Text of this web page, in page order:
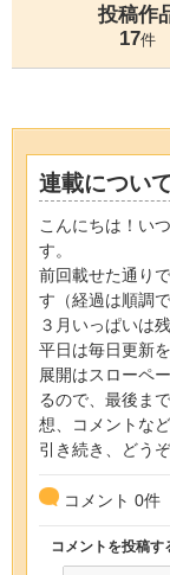
投稿作
17件
連載につい
こんにちは！い
す。
前回載せた通り
す（経過は順調で
３月いっぱいは
平日は毎日更新
展開はスローペ
るので、最後ま
想、コメントな
引き続き、どう
コメント 0件
コメントを投稿す